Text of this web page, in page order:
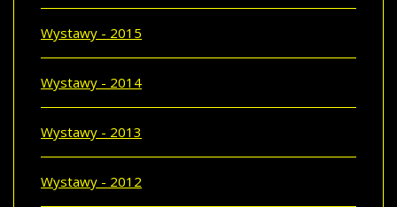
Wystawy - 2015
Wystawy - 2014
Wystawy - 2013
Wystawy - 2012